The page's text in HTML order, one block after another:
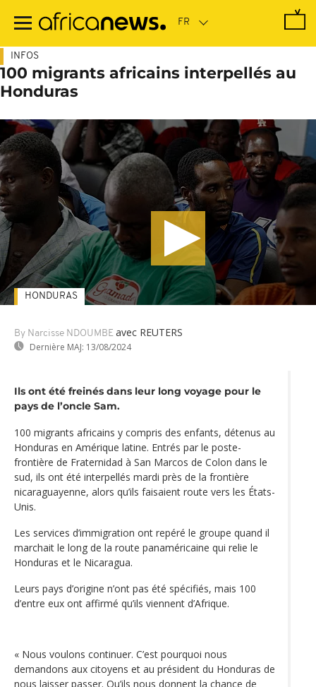
contenu
INFOS
100 migrants africains interpellés au
Honduras
By Narcisse NDOUMBE avec REUTERS
Dernière MAJ: 13/08/2024
HONDURAS
Ils ont été freinés dans leur long voyage pour le
pays de l’oncle Sam.
100 migrants africains y compris des enfants, détenus au
Honduras en Amérique latine. Entrés par le poste-
frontière de Fraternidad à San Marcos de Colon dans le
sud, ils ont été interpellés mardi près de la frontière
nicaraguayenne, alors qu’ils faisaient route vers les États-
Unis.
Les services d’immigration ont repéré le groupe quand il
marchait le long de la route panaméricaine qui relie le
Honduras et le Nicaragua.
Leurs pays d’origine n’ont pas été spécifiés, mais 100
d’entre eux ont affirmé qu’ils viennent d’Afrique.
« Nous voulons continuer. C’est pourquoi nous
demandons aux citoyens et au président du Honduras de
nous laisser passer. Qu’ils nous donnent la chance de